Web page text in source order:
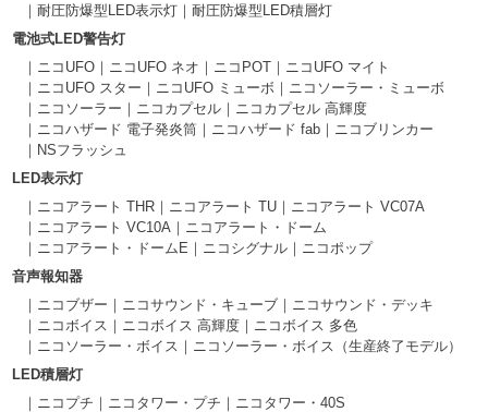
耐圧防爆型LED表示灯
耐圧防爆型LED積層灯
電池式LED警告灯
ニコUFO
ニコUFO ネオ ニコPOT
ニコUFO マイト
ニコUFO スター
ニコUFO ミューボ
ニコソーラー・ミューボ
ニコソーラー
ニコカプセル
ニコカプセル 高輝度
ニコハザード 電子発炎筒
ニコハザード fab
ニコブリンカー
NSフラッシュ
LED表示灯
ニコアラート THR
ニコアラート TU
ニコアラート VC07A
ニコアラート VC10A
ニコアラート・ドーム
ニコアラート・ドームE
ニコシグナル
ニコポップ
音声報知器
ニコブザー
ニコサウンド・キューブ
ニコサウンド・デッキ
ニコボイス
ニコボイス 高輝度
ニコボイス 多色
ニコソーラー・ボイス
ニコソーラー・ボイス（生産終了モデル）
LED積層灯
ニコプチ
ニコタワー・プチ
ニコタワー・40S